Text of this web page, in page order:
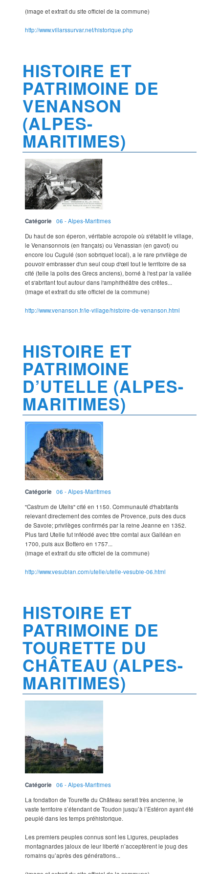
(image et extrait du site officiel de la commune)
http://www.villarssurvar.net/historique.php
HISTOIRE ET
PATRIMOINE DE
VENANSON
(ALPES-
MARITIMES)
Catégorie
06 - Alpes-Maritimes
Du haut de son éperon, véritable acropole où s'établit le village,
le Venansonnois (en français) ou Venassian (en gavot) ou
encore lou Cugulé (son sobriquet local), a le rare privilège de
pouvoir embrasser d'un seul coup d'œil tout le territoire de sa
cité (telle la polis des Grecs anciens), borné à l'est par la vallée
et s'abritant tout autour dans l'amphithéâtre des crêtes...
(image et extrait du site officiel de la commune)
http://www.venanson.fr/le-village/histoire-de-venanson.html
HISTOIRE ET
PATRIMOINE
D’UTELLE (ALPES-
MARITIMES)
Catégorie
06 - Alpes-Maritimes
"Castrum de Utelis" cité en 1150. Communauté d'habitants
relevant directement des comtes de Provence, puis des ducs
de Savoie; privilèges confirmés par la reine Jeanne en 1352.
Plus tard Utelle fut inféodé avec titre comtal aux Galléan en
1700, puis aux Bottero en 1757...
(image et extrait du site officiel de la commune)
http://www.vesubian.com/utelle/utelle-vesubie-06.html
HISTOIRE ET
PATRIMOINE DE
TOURETTE DU
CHÂTEAU (ALPES-
MARITIMES)
Catégorie
06 - Alpes-Maritimes
La fondation de Tourette du Château serait très ancienne, le
vaste territoire s’étendant de Toudon jusqu’à l’Estéron ayant été
peuplé dans les temps préhistorique.
Les premiers peuples connus sont les Ligures, peuplades
montagnardes jaloux de leur liberté n’acceptèrent le joug des
romains qu’après des générations...